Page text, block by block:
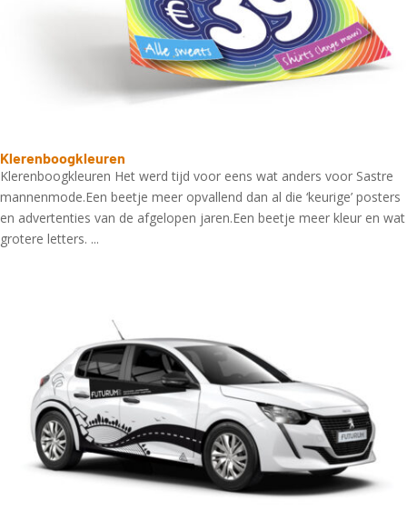
Klerenboogkleuren
Klerenboogkleuren Het werd tijd voor eens wat anders voor Sastre
mannenmode.Een beetje meer opvallend dan al die ‘keurige’ posters
en advertenties van de afgelopen jaren.Een beetje meer kleur en wat
grotere letters. ...